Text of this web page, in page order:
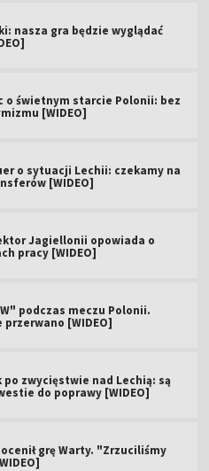
nasza gra będzie wyglądać
o świetnym starcie Polonii: bez
[WIDEO]
o sytuacji Lechii: czekamy na
[WIDEO]
Jagiellonii opowiada o
pracy [WIDEO]
podczas meczu Polonii.
[WIDEO]
po zwycięstwie nad Lechią: są
do poprawy [WIDEO]
grę Warty. "Zrzuciliśmy